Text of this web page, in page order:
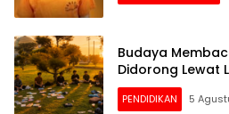
Budaya
Didorong Lewat
PENDIDIKAN 5